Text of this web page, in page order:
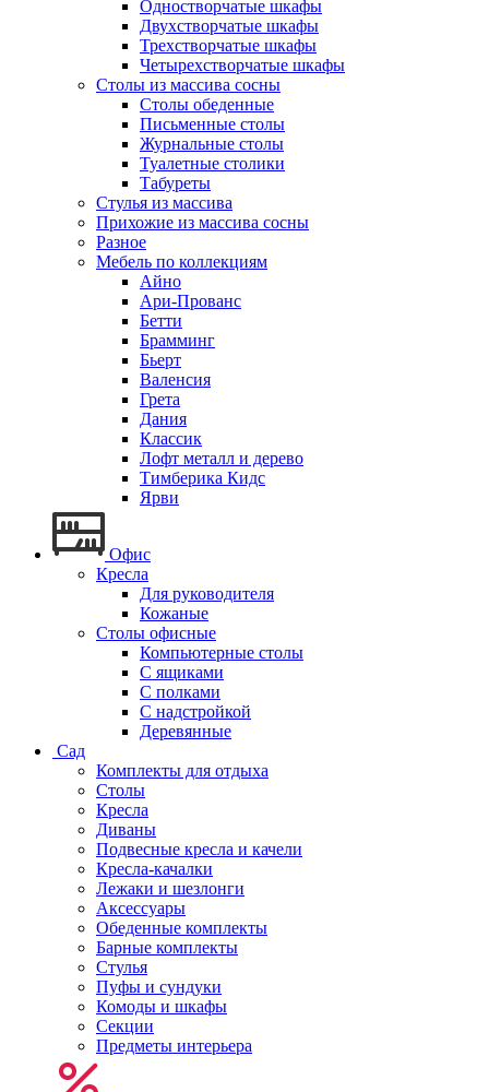
Одностворчатые шкафы
Двухстворчатые шкафы
Трехстворчатые шкафы
Четырехстворчатые шкафы
Столы из массива сосны
Столы обеденные
Письменные столы
Журнальные столы
Туалетные столики
Табуреты
Стулья из массива
Прихожие из массива сосны
Разное
Мебель по коллекциям
Айно
Ари-Прованс
Бетти
Брамминг
Бьерт
Валенсия
Грета
Дания
Классик
Лофт металл и дерево
Тимберика Кидс
Ярви
Офис
Кресла
Для руководителя
Кожаные
Столы офисные
Компьютерные столы
С ящиками
С полками
С надстройкой
Деревянные
Сад
Комплекты для отдыха
Столы
Кресла
Диваны
Подвесные кресла и качели
Кресла-качалки
Лежаки и шезлонги
Аксессуары
Обеденные комплекты
Барные комплекты
Стулья
Пуфы и сундуки
Комоды и шкафы
Секции
Предметы интерьера